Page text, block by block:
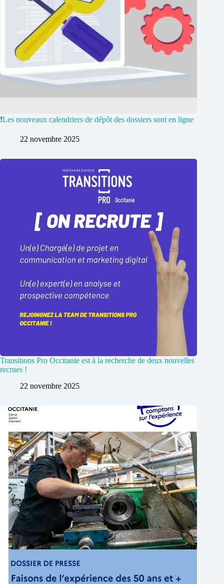
❗️Les nouveaux calendriers de dépôt des dossiers sont en ligne
22 novembre 2025
Transitions Pro Occitanie est à la recherche de deux nouvelles
recrues !
22 novembre 2025